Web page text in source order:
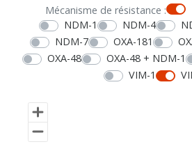
Mécanisme de résistance :
NDM-1
NDM-4
NDM-7
OXA-181
OXA-48
OXA-48 + NDM-1
VIM-1